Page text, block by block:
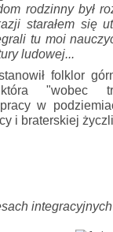
rodzinny był
starałem się
tu moi
ludowej...
folklor
"wobec
w
i braterskiej